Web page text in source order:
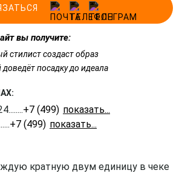
вы получите:
стилист создаст образ
посадку до идеала
........+7 (499) 703-20-90
+7 (499) 350-51-05
кратную двум единицу в чеке